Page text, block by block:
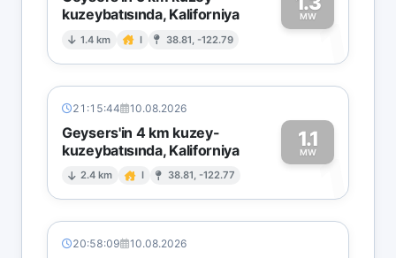
kuzeybatısında, Kaliforniya
1.4 km I 38.81, -122.79
MW1
21:15:44 10.08.2026
Geysers'in 4 km kuzey-
kuzeybatısında, Kaliforniya
2.4 km I 38.81, -122.77
1.1
MW1
20:58:09 10.08.2026